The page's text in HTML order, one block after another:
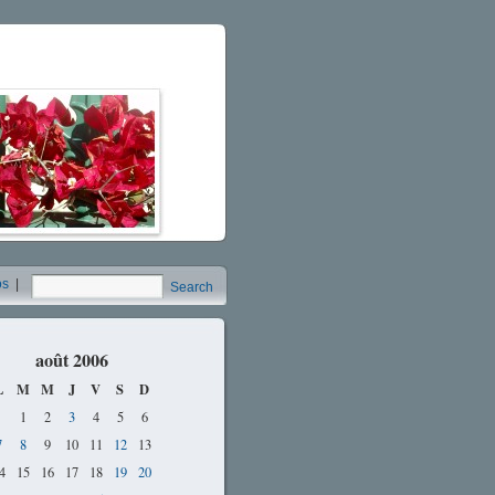
Search
août 2006
M M J V S D
1 2 3 4 5
6
8 9 10 11 12
13
15 16 17 18 19
20